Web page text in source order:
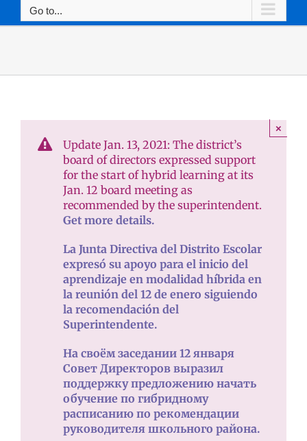
Go to...
Update Jan. 13, 2021: The district’s
board of directors expressed support
for the start of hybrid learning at its
Jan. 12 board meeting as
recommended by the superintendent.
Get more details.
La Junta Directiva del Distrito Escolar
expresó su apoyo para el inicio del
aprendizaje en modalidad híbrida en
la reunión del 12 de enero siguiendo
la recomendación del
Superintendente.
На своём заседании 12 января
Совет Директоров выразил
поддержку предложению начать
обучение по гибридному
расписанию по рекомендации
руководителя школьного района.
×